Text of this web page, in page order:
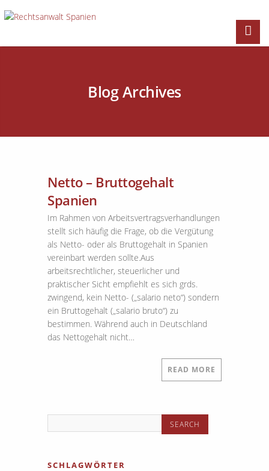
Blog Archives
Netto – Bruttogehalt
Spanien
Im Rahmen von Arbeitsvertragsverhandlungen
stellt sich häufig die Frage, ob die Vergütung
als Netto- oder als Bruttogehalt in Spanien
vereinbart werden sollte.Aus
arbeitsrechtlicher, steuerlicher und
praktischer Sicht empfiehlt es sich grds.
zwingend, kein Netto- („salario neto“) sondern
ein Bruttogehalt („salario bruto“) zu
bestimmen. Während auch in Deutschland
das Nettogehalt nicht…
READ MORE
SCHLAGWÖRTER